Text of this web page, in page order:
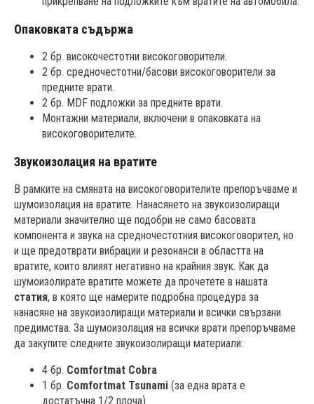
Опаковката съдържа
2 бр. високочестотни високоговорители.
2 бр. средночестотни/басови високоговорители за
предните врати.
2 бр. MDF подложки за предните врати.
Монтажни материали, включени в опаковката на
високоговорителите.
Звукоизолация на вратите
В рамките на смяната на високоговорителите препоръчваме и
шумоизолация на вратите. Нанасянето на звукоизолиращи
материали значително ще подобри не само басовата
компонента и звука на средночестотния високоговорител, но
и ще предотврати вибрации и резонанси в областта на
вратите, които влияят негативно на крайния звук. Как да
шумоизолирате вратите можете да прочетете в нашата
статия, в която ще намерите подробна процедура за
нанасяне на звукоизолиращи материали и всички свързани
предимства. За шумоизолация на всички врати препоръчваме
да закупите следните звукоизолиращи материали:
4 бр. Comfortmat Cobra
1 бр. Comfortmat Tsunami (за една врата е
достатъчна 1/2 плоча)